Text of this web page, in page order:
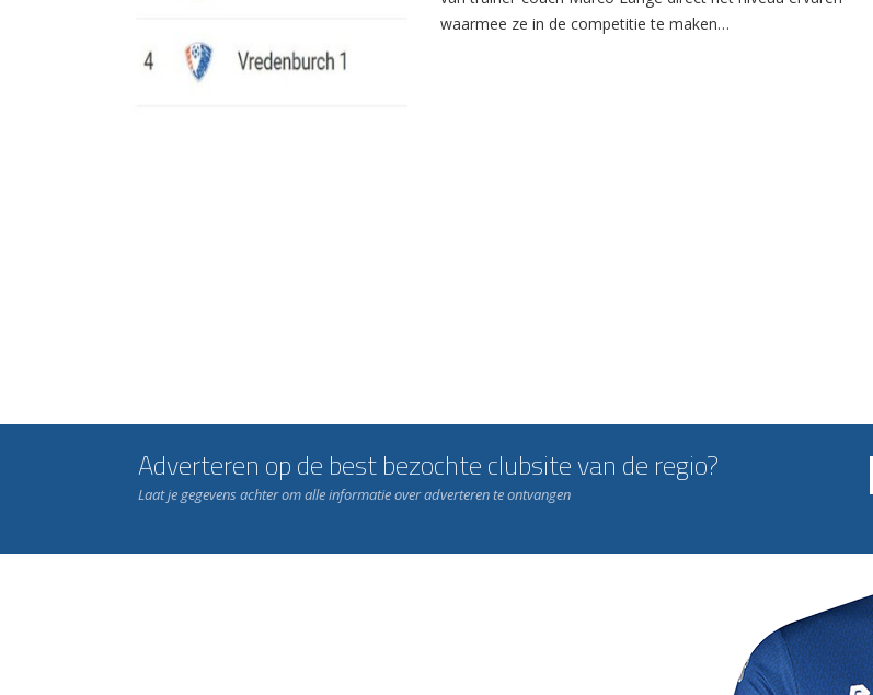
waarmee ze in de competitie te maken…
Adverteren op de best bezochte clubsite van de regio?
Laat je gegevens achter om alle informatie over adverteren te ontvangen